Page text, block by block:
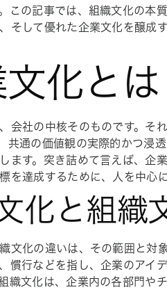
この記事では、組織文化の本
そして優れた企業文化を醸成
化とは
会社の中核そのものです。そ
共通の価値観の実際的かつ浸
ます。突き詰めて言えば、企
を達成するために、人を中心
化と組織
文化の違いは、その範囲と対
慣行などを指し、企業のアイ
織文化は、企業内の各部門や